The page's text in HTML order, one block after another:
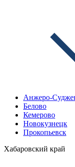
Анжеро-
Белово
Кемерово
Новокузнецк
Прокопьевск
Хабаровский край